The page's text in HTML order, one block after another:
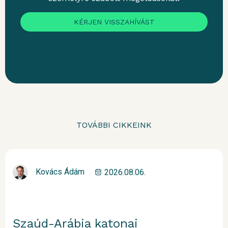
KÉRJEN VISSZAHÍVÁST
TOVÁBBI CIKKEINK
Kovács Ádám 2026.08.06.
Szaúd-Arábia katonai